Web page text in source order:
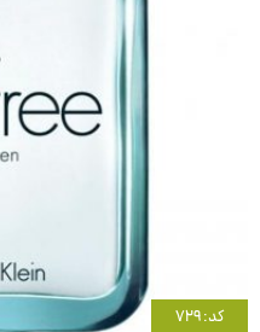
کد: 729